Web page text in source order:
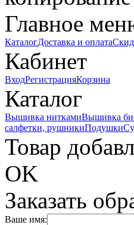
Главное
КаталогДоставка и оплата
Кабинет
ВходРегистрацияКорзина
Каталог
Вышивка ниткамиВышивка
салфетки, рушникиПодушки
Товар
OK
Заказать
Ваше имя: